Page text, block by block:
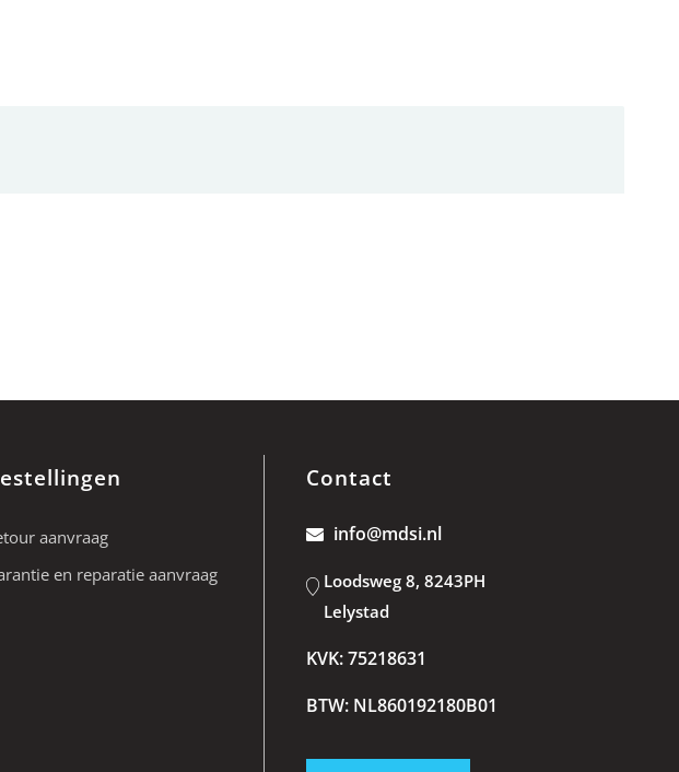
aanvraag
en reparatie aanvraag
Contact
info@mdsi.nl
Loodsweg 8, 8243PH
Lelystad
KVK: 75218631
BTW: NL860192180B01